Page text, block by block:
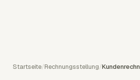
Startseite/Rechnungsstellung/